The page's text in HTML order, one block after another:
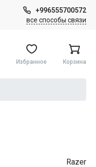
+996555700572
все способы связи
Избранное Корзина
Razer